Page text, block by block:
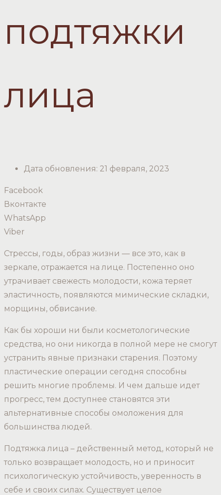
подтяжки
лица
Дата обновления: 21 февраля, 2023
Facebook
Вконтакте
WhatsApp
Viber
Стрессы, годы, образ жизни — все это, как в
зеркале, отражается на лице. Постепенно оно
утрачивает свежесть молодости, кожа теряет
эластичность, появляются мимические складки,
морщины, обвисание.
Как бы хороши ни были косметологические
средства, но они никогда в полной мере не смогут
устранить явные признаки старения. Поэтому
пластические операции сегодня способны
решить многие проблемы. И чем дальше идет
прогресс, тем доступнее становятся эти
альтернативные способы омоложения для
большинства людей.
Подтяжка лица – действенный метод, который не
только возвращает молодость, но и приносит
психологическую устойчивость, уверенность в
себе и своих силах. Существует целое